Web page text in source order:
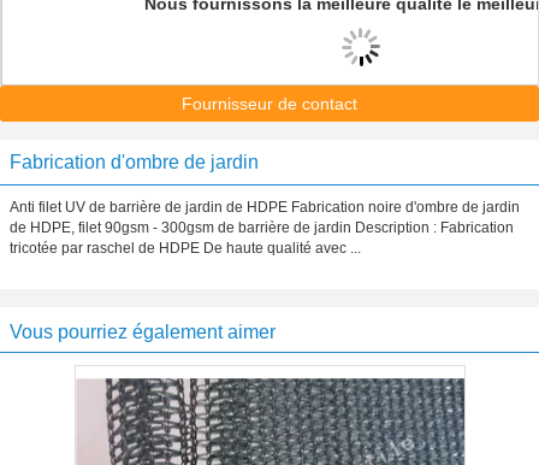
Fournisseur de contact
Fabrication d'ombre de jardin
Anti filet UV de barrière de jardin de HDPE Fabrication noire d'ombre de jardin
de HDPE, filet 90gsm - 300gsm de barrière de jardin Description : Fabrication
tricotée par raschel de HDPE De haute qualité avec ...
Vous pourriez également aimer